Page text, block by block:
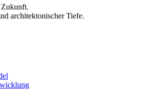
architektonischer Tiefe.